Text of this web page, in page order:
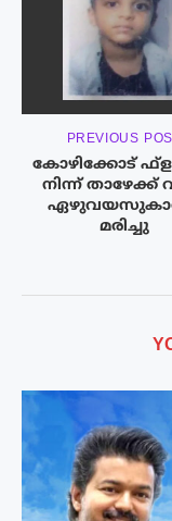
PREVIOUS
കോഴിക്കോട്
നിന്ന് താഴേക്ക്
മരിച്ചു